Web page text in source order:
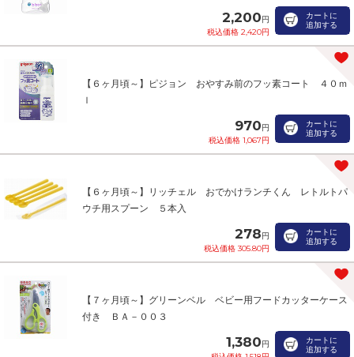
2,200円
税込価格 2,420円
カートに
追加する
【６ヶ月頃～】ピジョン おやすみ前のフッ素コート ４０ｍ
ｌ
970円
税込価格 1,067円
カートに
追加する
【６ヶ月頃～】リッチェル おでかけランチくん レトルトパ
ウチ用スプーン ５本入
278円
税込価格 305.80円
カートに
追加する
【７ヶ月頃～】グリーンベル ベビー用フードカッターケース
付き ＢＡ－００３
1,380円
カートに
追加する